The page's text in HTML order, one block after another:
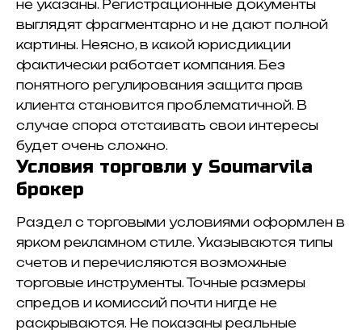
не указаны. Регистрационные документы
выглядят фрагментарно и не дают полной
картины. Неясно, в какой юрисдикции
фактически работает компания. Без
понятного регулирования защита прав
клиента становится проблематичной. В
случае спора отстаивать свои интересы
будет очень сложно.
Условия торговли у Soumarvila
брокер
Раздел с торговыми условиями оформлен в
ярком рекламном стиле. Указываются типы
счетов и перечисляются возможные
торговые инструменты. Точные размеры
спредов и комиссий почти нигде не
раскрываются. Не показаны реальные